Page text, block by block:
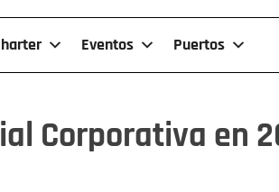
Eventos Puertos
Corporativa en